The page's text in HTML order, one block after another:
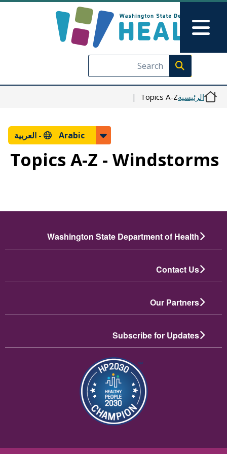
تجاوز إلى المحتوى الرئيسي
Skip to Feedback
Execute search
Main Menu
الرئيسيةTopics A-Z
Arabic - العربية
Topics A-Z - Windstorms
Washington State Department of Health
Contact Us
Our Partners
Subscribe for Updates
الصورة